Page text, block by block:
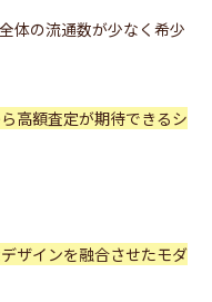
体の流通数が少なく希少
高額査定が期待できるシ
ザインを融合させたモダ